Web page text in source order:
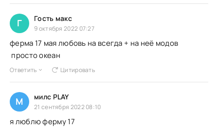
Г Гость макс
9 октября 2022 07:27
ферма 17 мая любовь на всегда + на неё модов
просто океан
Ответить Цитировать
М милс PLAY
21 сентября 2022 08:10
я люблю ферму 17